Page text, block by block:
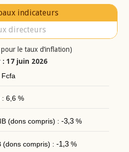
indicateurs
directeurs
le taux d’inflation)
17 juin 2026
: 6,6 %
(dons compris) : -3,3%
(dons compris) : -1,3%